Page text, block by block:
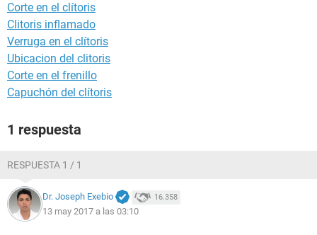
Corte en el clítoris
Clitoris inflamado
Verruga en el clítoris
Ubicacion del clitoris
Corte en el frenillo
Capuchón del clítoris
1 respuesta
RESPUESTA 1 / 1
Dr. Joseph Exebio 16.358
13 may 2017 a las 03:10